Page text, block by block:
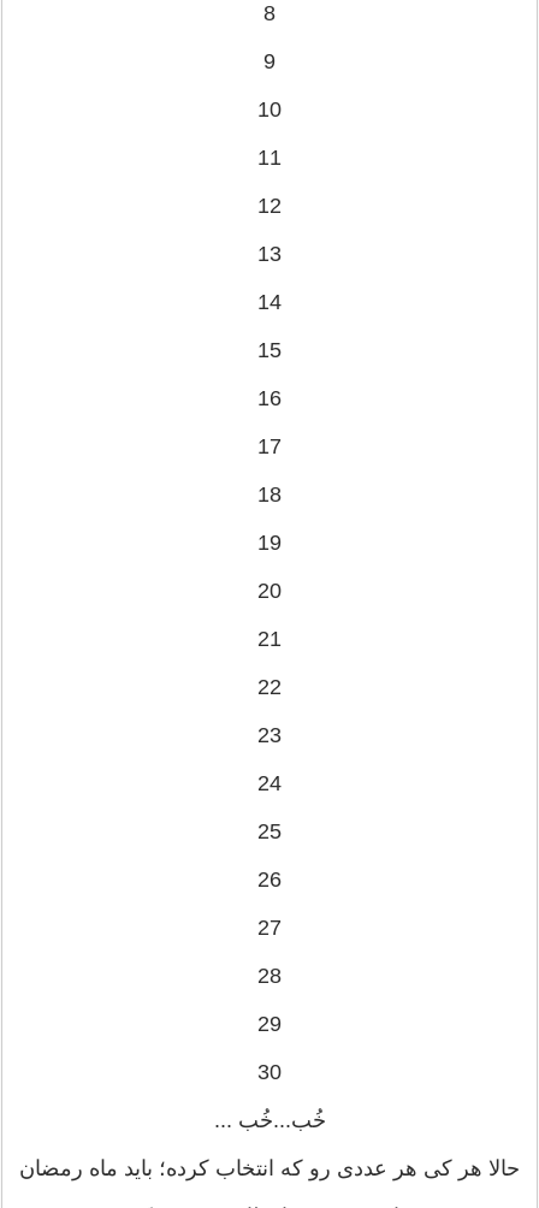
8
9
10
11
12
13
14
15
16
17
18
19
20
21
22
23
24
25
26
27
28
29
30
خُب...خُب ...
حالا هر کی هر عددی رو که انتخاب کرده؛ باید ماه رمضان